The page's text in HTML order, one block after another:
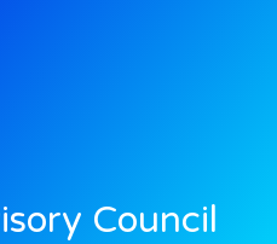
Council